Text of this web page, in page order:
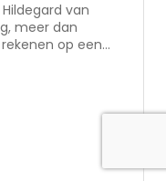
van
op een
die
van de paus in
herbaristen en,
hebben voor
teksten legt
relatie met God,